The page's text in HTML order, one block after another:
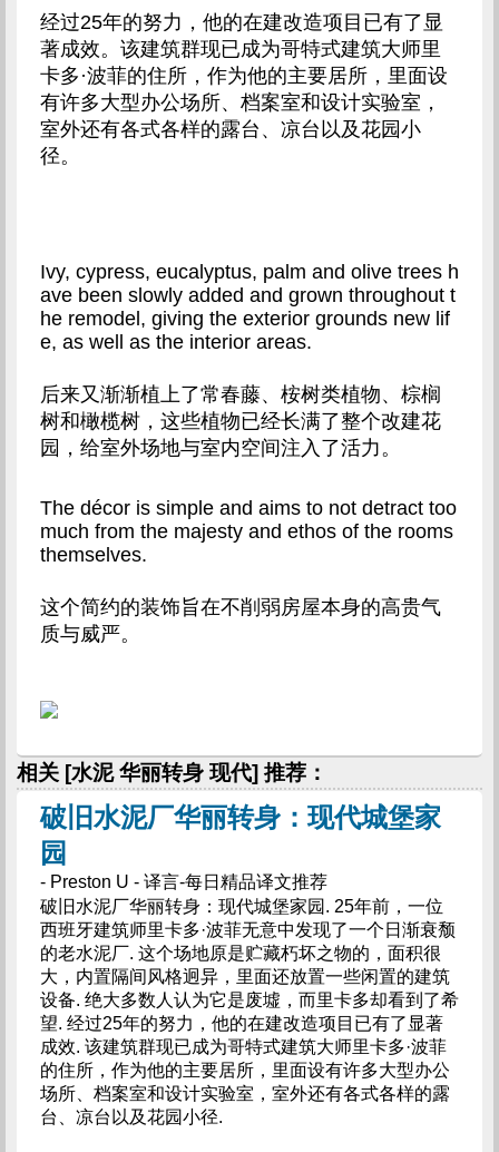
经过25年的努力，他的在建改造项目已有了显
著成效。该建筑群现已成为哥特式建筑大师里
卡多·波菲的住所，作为他的主要居所，里面设
有许多大型办公场所、档案室和设计实验室，
室外还有各式各样的露台、凉台以及花园小
径。
Ivy, cypress, eucalyptus, palm and olive trees h
ave been slowly added and grown throughout t
he remodel, giving the exterior grounds new lif
e, as well as the interior areas.
后来又渐渐植上了常春藤、桉树类植物、棕榈
树和橄榄树，这些植物已经长满了整个改建花
园，给室外场地与室内空间注入了活力。
The décor is simple and aims to not detract too
much from the majesty and ethos of the rooms
themselves.
这个简约的装饰旨在不削弱房屋本身的高贵气
质与威严。
相关 [水泥 华丽转身 现代] 推荐：
破旧水泥厂华丽转身：现代城堡家
园
- Preston U - 译言-每日精品译文推荐
破旧水泥厂华丽转身：现代城堡家园. 25年前，一位
西班牙建筑师里卡多·波菲无意中发现了一个日渐衰颓
的老水泥厂. 这个场地原是贮藏朽坏之物的，面积很
大，内置隔间风格迥异，里面还放置一些闲置的建筑
设备. 绝大多数人认为它是废墟，而里卡多却看到了希
望. 经过25年的努力，他的在建改造项目已有了显著
成效. 该建筑群现已成为哥特式建筑大师里卡多·波菲
的住所，作为他的主要居所，里面设有许多大型办公
场所、档案室和设计实验室，室外还有各式各样的露
台、凉台以及花园小径.